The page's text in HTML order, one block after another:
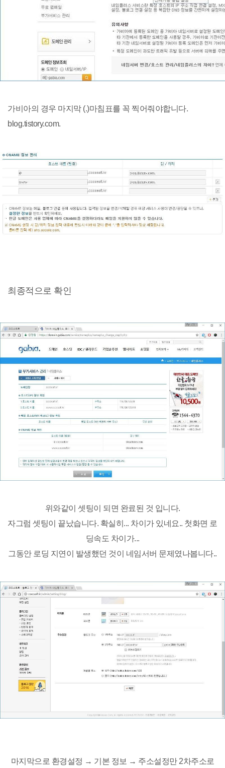
가비아의 경우 마지막 (.)마침표를 꼭 찍어줘야합니다.
blog.tistory.com.
최종적으로 확인
위와같이 셋팅이 되면 완료된 것 입니다.
자그럼 셋팅이 끝났습니다. 확실히... 차이가 있네요.. 첫화면 로
딩속도 차이가...
그동안 로딩 지연이 발생했던 것이 네임서버 문제였나봅니다..
마지막으로 환경설정 → 기본 정보 → 주소설정만 2차주소로